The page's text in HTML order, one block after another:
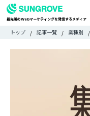
最先端のWebマーケティングを発信するメディア
検
検
トップ 記事一覧 業種別